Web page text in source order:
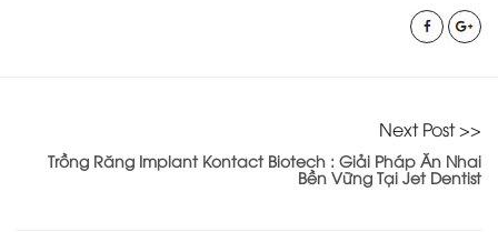
Next Post >>
Trồng Răng Implant Kontact Biotech : Giải Pháp Ăn Nhai
Bền Vững Tại Jet Dentist